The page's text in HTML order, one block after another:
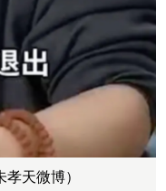
天微博）